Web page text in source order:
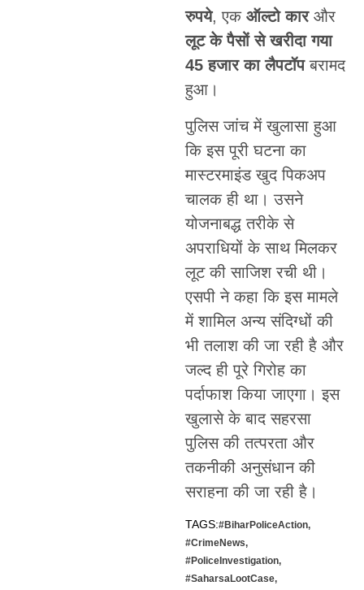
रुपये, एक ऑल्टो कारऔर
लूट के पैसों से खरीदा गया
45 हजार का लैपटॉपबरामद
हुआ।
पुलिस जांच में खुलासा हुआ
कि इस पूरी घटना का
मास्टरमाइंड खुद पिकअप
चालक ही था। उसने
योजनाबद्ध तरीके से
अपराधियों के साथ मिलकर
लूट की साजिश रची थी।
एसपी ने कहा कि इस मामले
में शामिल अन्य संदिग्धों की
भी तलाश की जा रही है और
जल्द ही पूरे गिरोह का
पर्दाफाश किया जाएगा। इस
खुलासे के बाद सहरसा
पुलिस की तत्परता और
तकनीकी अनुसंधान की
सराहना की जा रही है।
TAGS:#BiharPoliceAction,
#CrimeNews,
#PoliceInvestigation,
#SaharsaLootCase,